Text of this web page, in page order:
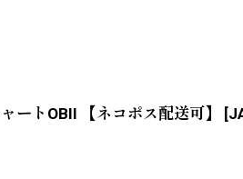
ートOBII 【ネコポス配送可】 [